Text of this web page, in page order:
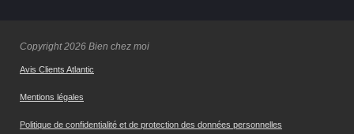
Copyright 2026 Bien chez moi
Avis Clients Atlantic
Mentions légales
Politique de confidentialité et de protection des données personnelles